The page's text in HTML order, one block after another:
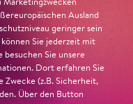
Marketingzwecken
Ausland
geringer sein
Sie jederzeit mit
Sie unsere
Dort erfahren Sie
(z.B. Sicherheit,
Über den Button